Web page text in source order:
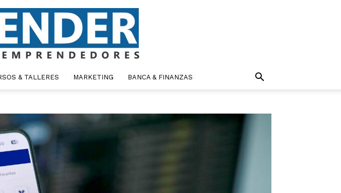
& TALLERES MARKETING BANCA & FINANZAS